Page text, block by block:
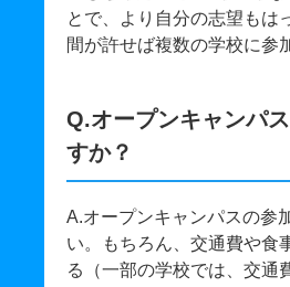
とで、より自分の志望もは
間が許せば複数の学校に参
Q.オープンキャンパ
すか？
A.オープンキャンパスの参
い。もちろん、交通費や食
る（一部の学校では、交通